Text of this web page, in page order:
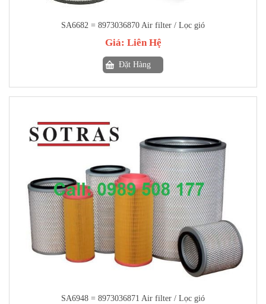
SA6682 = 8973036870 Air filter / Lọc gió
Giá: Liên Hệ
Đặt Hàng
SA6948 = 8973036871 Air filter / Lọc gió